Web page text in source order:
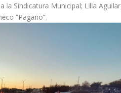
la Sindicatura Municipal; Lilia
“Pagano”.